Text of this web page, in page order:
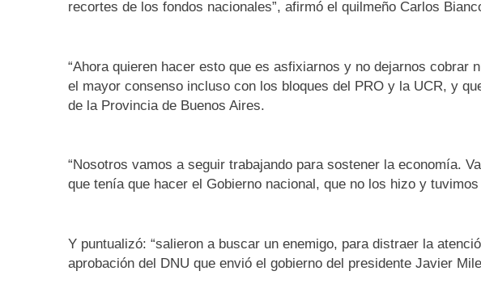
recortes de los fondos nacionales”, afirmó el quilmeño Carlos
“Ahora quieren hacer esto que es asfixiarnos y no dejarnos
el mayor consenso incluso con los bloques del PRO y la UCR, y
de la Provincia de Buenos Aires.
“Nosotros vamos a seguir trabajando para sostener la economía.
que tenía que hacer el Gobierno nacional, que no los hizo y
Y puntualizó: “salieron a buscar un enemigo, para distraer la
aprobación del DNU que envió el gobierno del presidente Javier